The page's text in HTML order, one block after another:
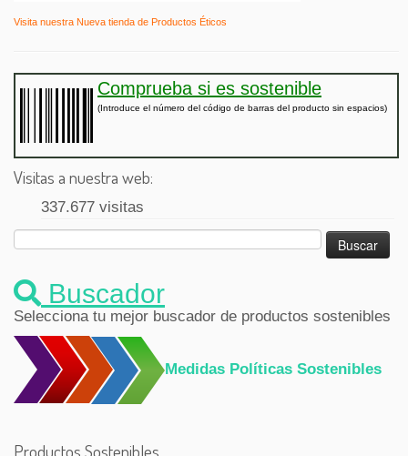
Visita nuestra Nueva tienda de Productos Éticos
Comprueba si es sostenible
(Introduce el número del código de barras del producto sin espacios)
Visitas a nuestra web:
337.677 visitas
Buscador
Selecciona tu mejor buscador de productos sostenibles
Medidas Políticas Sostenibles
Productos Sostenibles